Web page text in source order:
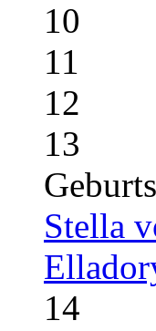
10
11
12
13
Stella
14